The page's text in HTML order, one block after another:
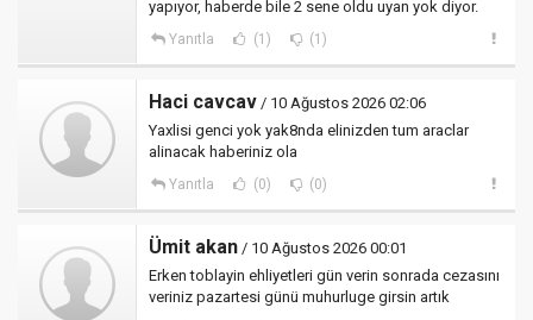
yapıyor, haberde bile 2 sene oldu uyan yok diyor.
Yanıtla (1) (1)
Haci cavcav / 10 Ağustos 2026 02:06
Yaxlisi genci yok yak8nda elinizden tum araclar
alinacak haberiniz ola
Yanıtla (0) (0)
Ümit akan / 10 Ağustos 2026 00:01
Erken toblayin ehliyetleri gün verin sonrada cezasını
veriniz pazartesi günü muhurluge girsin artık